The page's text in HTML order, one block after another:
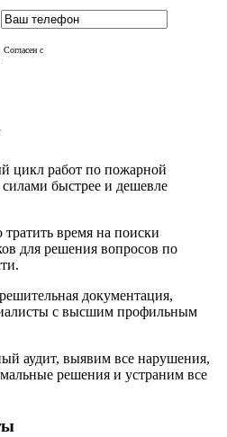
с
работ по пожарной
быстрее и дешевле
время на поиски
для решения вопросов по
документация,
с высшим профильным
аудит, выявим все нарушения,
решения и устраним все